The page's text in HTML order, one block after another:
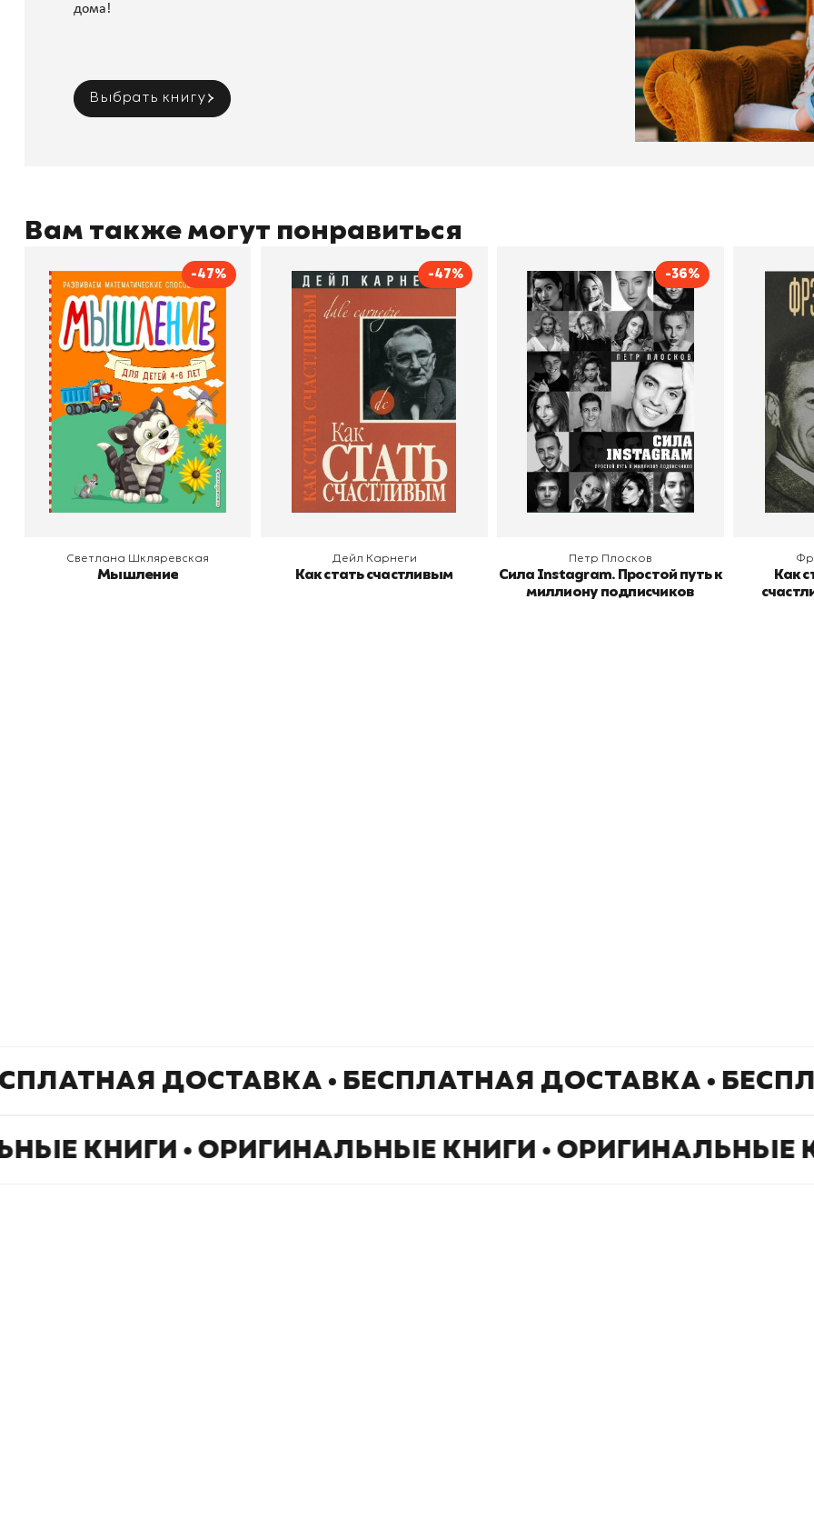
дома!
Выбрать книгу
Вам также могут понравиться
-47%
Мышление
Автор
Светлана Шкляревская
Издательство
Эксмодетство
В корзину
Светлана Шкляревская
Мышление
-47%
Как стать счастливым
Автор
Дейл Карнеги
Издательство
Попурри, Минск
В корзину
Дейл Карнеги
Как стать счастливым
-36%
Сила Instagram. Простой
путь к миллиону
подписчиков
Автор
Петр Плосков
Издательство
Бомбора
В корзину
Петр Плосков
Сила Instagram. Простой путь к
миллиону подписчиков
Как
В
Как
ДОСТАВКА • БЕСПЛАТНАЯ ДОСТАВКА •
КНИГИ • ОРИГИНАЛЬНЫЕ КНИГИ • ОРИГИНАЛЬНЫЕ
Book Hunter © 2026